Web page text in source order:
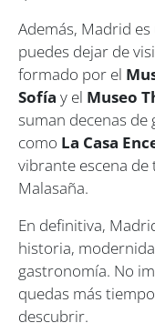
Además, Madrid
puedes dejar de
formado por el
Sofía y el Museo
suman decenas
como La Casa
vibrante escena
Malasaña.
En definitiva,
historia,
gastronomía. No
quedas más
descubrir.